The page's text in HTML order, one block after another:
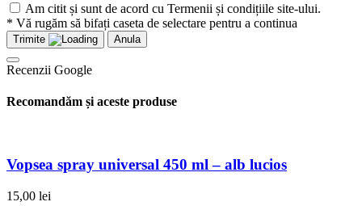
Am citit și sunt de acord cu Termenii și condițiile site-ului.
* Vă rugăm să bifați caseta de selectare pentru a continua
Trimite Anula
Recenzii Google
Recomandăm și aceste produse
Vopsea spray universal 450 ml – alb lucios
15,00 lei